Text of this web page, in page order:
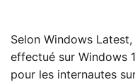
Selon Windows
effectué sur Windows
pour les internautes